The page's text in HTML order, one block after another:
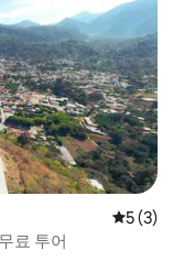
평점 5점
5 (3)
료 투어